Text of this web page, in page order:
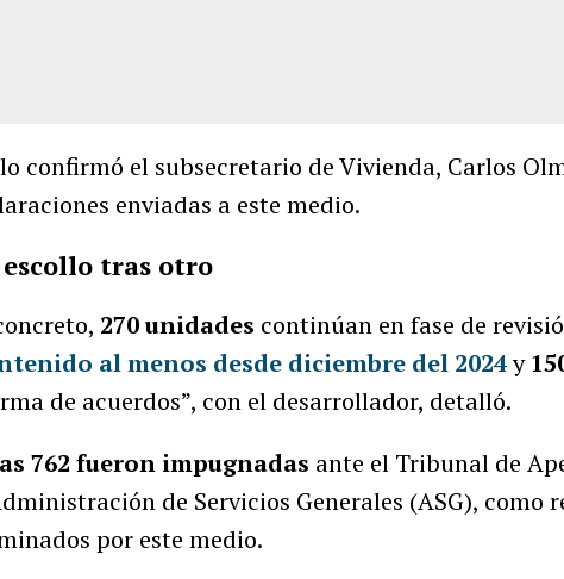
confirmó el subsecretario de Vivienda, Carlos
enviadas a este medio.
tras otro
270 unidades continúan en fase de
al menos desde diciembre del 2024y
de acuerdos”, con el desarrollador, detalló.
762 fueron impugnadas ante el Tribunal de
de Servicios Generales (ASG), como
por este medio.